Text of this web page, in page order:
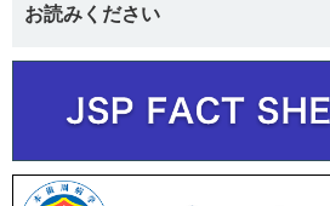
お読みください